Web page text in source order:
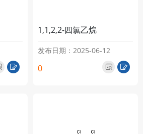
1,1,2,2-四氯乙烷
发布日期：2025-06-12
0